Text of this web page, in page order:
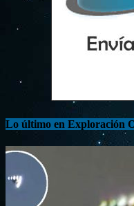
Lo último en Exploración